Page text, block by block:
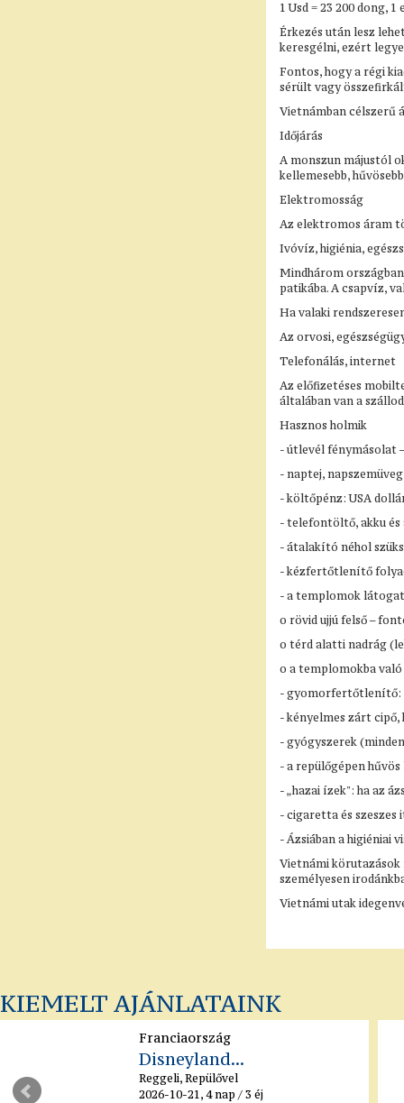
1 Usd = 23 200 dong, 1
Érkezés után lesz
keresgélni, ezért
Fontos, hogy a régi
sérült vagy
Vietnámban célszerű
Időjárás
A monszun májustól
kellemesebb,
Elektromosság
Az elektromos áram
Ivóvíz, higiénia,
Mindhárom
patikába. A csapvíz,
Ha valaki
Az orvosi,
Telefonálás, internet
Az előfizetéses
általában van a
Hasznos holmik
- útlevél fénymásolat
- naptej,
- költőpénz: USA
- telefontöltő, akku és
- átalakító néhol
- kézfertőtlenítő
- a templomok
o rövid ujjú felső –
o térd alatti nadrág
o a templomokba
- gyomorfertőtlenítő:
- kényelmes zárt
- gyógyszerek
- a repülőgépen
- „hazai ízek": ha az
- cigaretta és szeszes
- Ázsiában a higiéniai
Vietnámi körutazások
személyesen
Vietnámi utak
KIEMELT AJÁNLATAINK
Portugália
Adventi barangolás...
Reggeli, Repülővel
2026-11-30, 9 nap / 7 éj